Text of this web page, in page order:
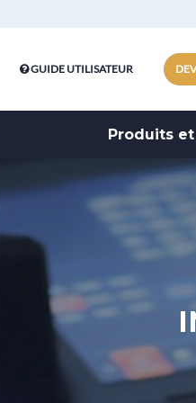
GUIDE UTILISATEUR
Produits